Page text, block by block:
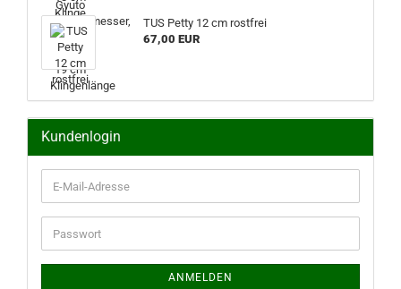
TUS Petty 12 cm rostfrei
67,00 EUR
Kundenlogin
E-
Mail-
Adresse
Passwort
ANMELDEN